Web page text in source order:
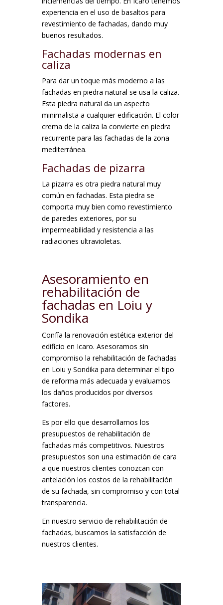
experiencia en el uso de basaltos para
revestimiento de fachadas, dando muy
buenos resultados.
Fachadas modernas en
caliza
Para dar un toque más moderno a las
fachadas en piedra natural se usa la caliza.
Esta piedra natural da un aspecto
minimalista a cualquier edificación. El color
crema de la caliza la convierte en piedra
recurrente para las fachadas de la zona
mediterránea.
Fachadas de pizarra
La pizarra es otra piedra natural muy
común en fachadas. Esta piedra se
comporta muy bien como revestimiento
de paredes exteriores, por su
impermeabilidad y resistencia a las
radiaciones ultravioletas.
Asesoramiento en
rehabilitación de
fachadas en Loiu y
Sondika
Confía la renovación estética exterior del
edificio en Icaro. Asesoramos sin
compromiso la rehabilitación de fachadas
en Loiu y Sondika para determinar el tipo
de reforma más adecuada y evaluamos
los daños producidos por diversos
factores.
Es por ello que desarrollamos los
presupuestos de rehabilitación de
fachadas más competitivos. Nuestros
presupuestos son una estimación de cara
a que nuestros clientes conozcan con
antelación los costos de la rehabilitación
de su fachada, sin compromiso y con total
transparencia.
En nuestro servicio de rehabilitación de
fachadas, buscamos la satisfacción de
nuestros clientes.